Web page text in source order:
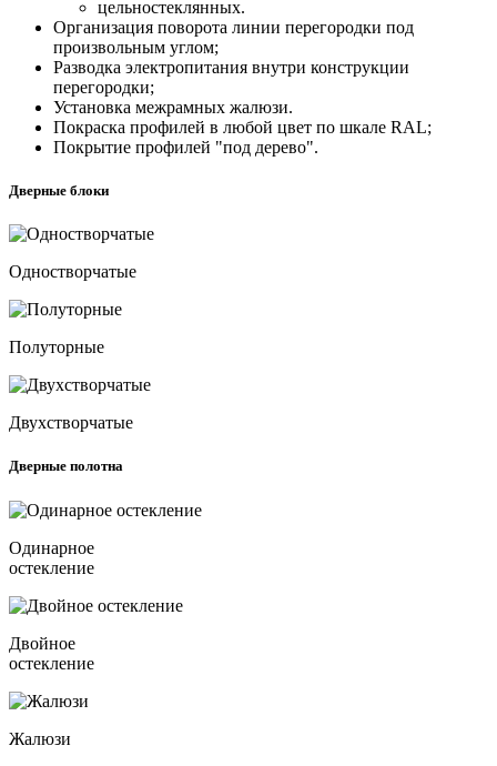
цельностеклянных.
Организация поворота линии перегородки под
произвольным углом;
Разводка электропитания внутри конструкции
перегородки;
Установка межрамных жалюзи.
Покраска профилей в любой цвет по шкале RAL;
Покрытие профилей "под дерево".
Дверные блоки
Одностворчатые
Полуторные
Двухстворчатые
Дверные полотна
Одинарное
остекление
Двойное
остекление
Жалюзи